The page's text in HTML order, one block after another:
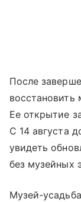
После
Ее открытие
С 14 августа
увидеть
без музейных
Музей-